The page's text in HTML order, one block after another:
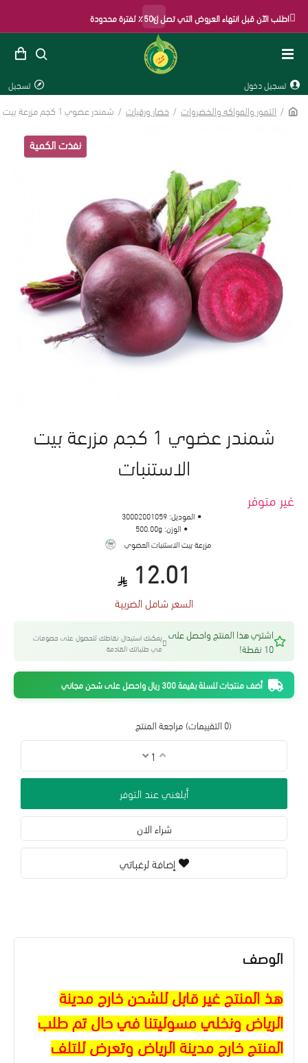
اطلب الآن قبل انتهاء العروض التي تصل ل50٪ لفترة محدودة ×
تسجيل دخول تسجيل
التمور والفواكه والخضروات خضار ورقيات شمندر عضوي 1 كجم مزرعة بيت الاستنبات
غير متوفر
شمندر عضوي 1 كجم مزرعة بيت
الاستنبات
(0 التقييمات) مراجعة المنتج
12.01
السعر شامل الضريبة
الموديل: 30002001059
الوزن: 500.00g
مزرعة بيت الاستنبات العضوي
اشتري هذا المنتج واحصل على
10 نقطة!
يمكنك استبدال نقاطك للحصول على خصومات
في طلباتك القادمة
أضف منتجات للسلة بقيمة 300 ريال واحصل على شحن مجاني
أبلغني عند التوفر
شراء الان
إضافة لرغباتي
الوصف
هذ المنتج غير قابل للشحن خارج مدينة
الرياض ونخلي مسوليتنا في حال تم طلب
المنتج خارج مدينة الرياض وتعرض للتلف